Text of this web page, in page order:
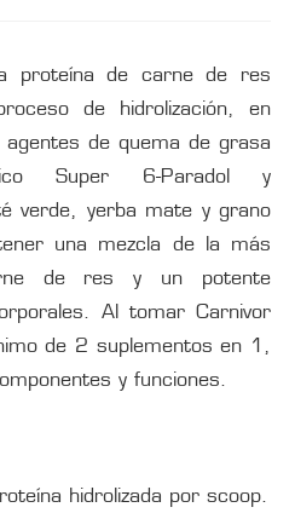
proteína de carne de res
de hidrolización, en
de quema de grasa
Super 6-Paradol y
verde, yerba mate y grano
una mezcla de la más
de res y un potente
Al tomar Carnivor
de 2 suplementos en 1,
y funciones.
hidrolizada por scoop.